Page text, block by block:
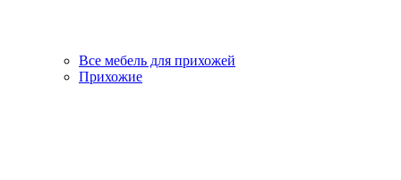
Все мебель для прихожей
Прихожие